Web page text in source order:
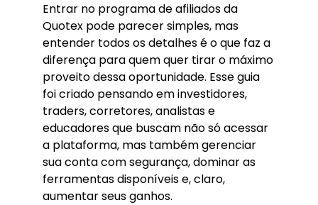
Entrar no programa de afiliados da
Quotex pode parecer simples, mas
entender todos os detalhes é o que faz a
diferença para quem quer tirar o máximo
proveito dessa oportunidade. Esse guia
foi criado pensando em investidores,
traders, corretores, analistas e
educadores que buscam não só acessar
a plataforma, mas também gerenciar
sua conta com segurança, dominar as
ferramentas disponíveis e, claro,
aumentar seus ganhos.